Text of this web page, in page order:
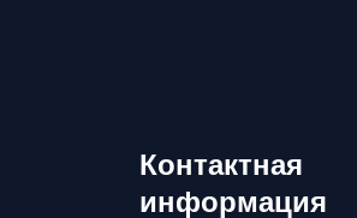
Контактная
информация